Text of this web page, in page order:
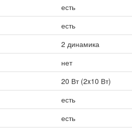
есть
есть
2 динамика
нет
20 Вт (2x10 Вт)
есть
есть